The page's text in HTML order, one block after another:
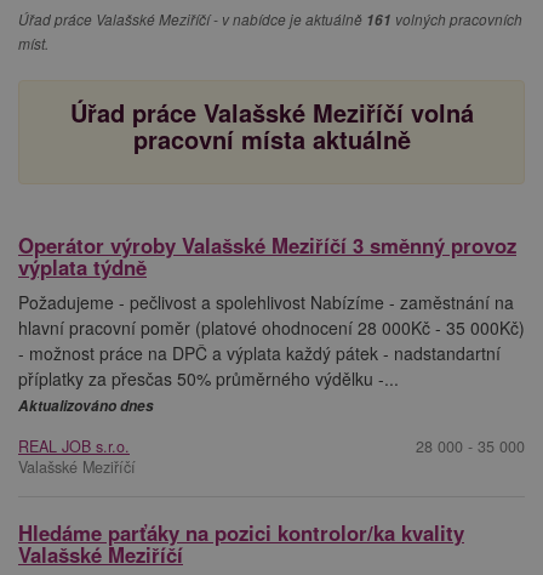
Úřad práce Valašské Meziříčí - v nabídce je aktuálně 161 volných pracovních
míst.
Úřad práce Valašské Meziříčí volná
pracovní místa aktuálně
Operátor výroby Valašské Meziříčí 3 směnný provoz
výplata týdně
Požadujeme - pečlivost a spolehlivost Nabízíme - zaměstnání na
hlavní pracovní poměr (platové ohodnocení 28 000Kč - 35 000Kč)
- možnost práce na DPČ a výplata každý pátek - nadstandartní
příplatky za přesčas 50% průměrného výdělku -...
Aktualizováno dnes
REAL JOB s.r.o.
Valašské Meziříčí
28 000 - 35 000
Hledáme parťáky na pozici kontrolor/ka kvality
Valašské Meziříčí